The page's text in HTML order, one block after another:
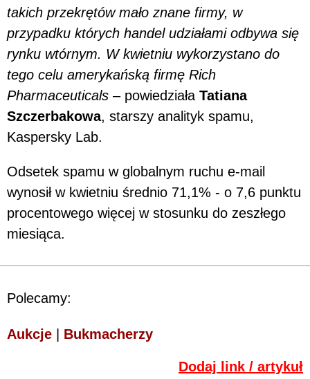
takich przekrętów mało znane firmy, w
przypadku których handel udziałami odbywa się
rynku wtórnym. W kwietniu wykorzystano do
tego celu amerykańską firmę Rich
Pharmaceuticals – powiedziała Tatiana
Szczerbakowa, starszy analityk spamu,
Kaspersky Lab.
Odsetek spamu w globalnym ruchu e-mail
wynosił w kwietniu średnio 71,1% - o 7,6 punktu
procentowego więcej w stosunku do zeszłego
miesiąca.
Polecamy:
Aukcje | Bukmacherzy
Dodaj link / artykuł